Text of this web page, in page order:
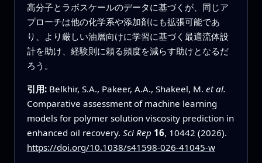
高分子とラボスケールのデータに基づくが、同じア
プローチは他の化学系や添加剤にも拡張可能であ
り、より厳しい油層向けに学習に基づく最適流体設
計を助け、経験則に頼る頻度を減らす助けとなるだ
ろう。
引用: Belkhir, S.A., Pakeer, A.A., Shakeel, M. et al.
Comparative assessment of machine learning
models for polymer solution viscosity prediction in
enhanced oil recovery. Sci Rep 16, 10442 (2026).
https://doi.org/10.1038/s41598-026-41045-w